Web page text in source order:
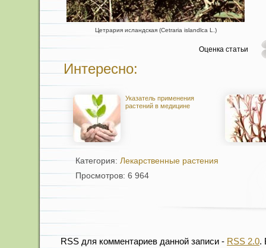
Цетрария исландская (Сetraria islandlca L.)
Оценка статьи
Интересно:
Указатель применения
растений в медицине
Категория: Лекарственные растения
Просмотров: 6 964
RSS для комментариев данной записи - RSS 2.0.